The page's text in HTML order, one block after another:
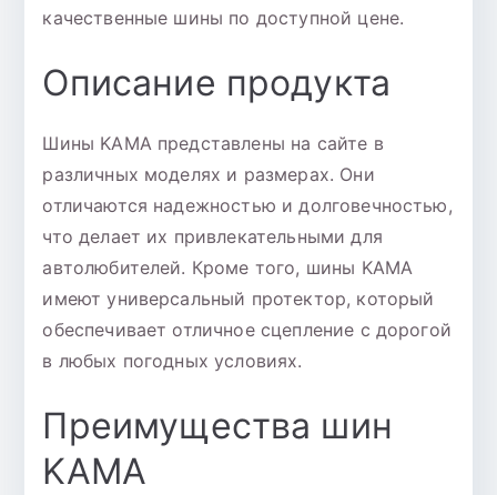
качественные шины по доступной цене.
Описание продукта
Шины KAMA представлены на сайте в
различных моделях и размерах. Они
отличаются надежностью и долговечностью,
что делает их привлекательными для
автолюбителей. Кроме того, шины KAMA
имеют универсальный протектор, который
обеспечивает отличное сцепление с дорогой
в любых погодных условиях.
Преимущества шин
KAMA